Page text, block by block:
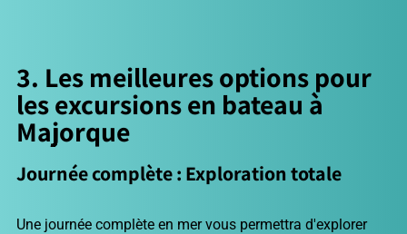
3. Les meilleures options pour
les excursions en bateau à
Majorque
Journée complète : Exploration totale
Une journée complète en mer vous permettra d'explorer